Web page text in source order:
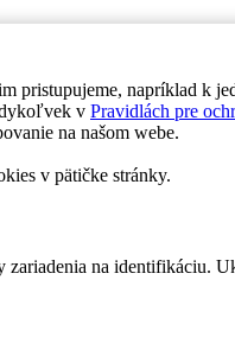
pristupujeme, napríklad k
v Pravidlách pre
na našom webe.
v pätičke stránky.
na identifikáciu.